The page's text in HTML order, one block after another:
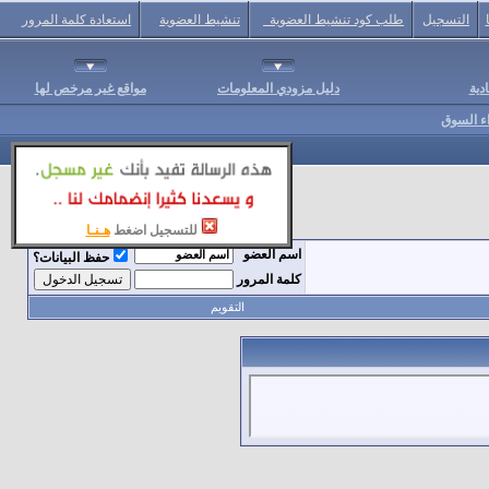
للتسجيل اضغط هـنـا
التسجيل طلب كود تنشيط العضوية تنشيط العضوية استعادة كلمة المرور
دليل مزودي المعلومات مواقع غير مرخص لها
السوق
اسم العضو
حفظ البيانات؟
كلمة المرور
التقويم